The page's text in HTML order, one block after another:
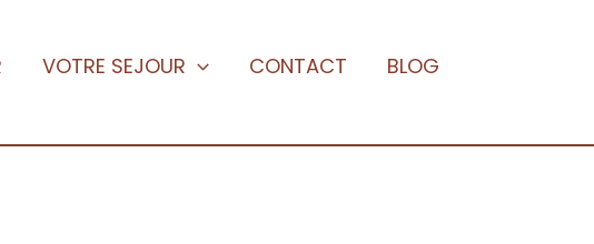
VOTRE SEJOUR CONTACT BLOG